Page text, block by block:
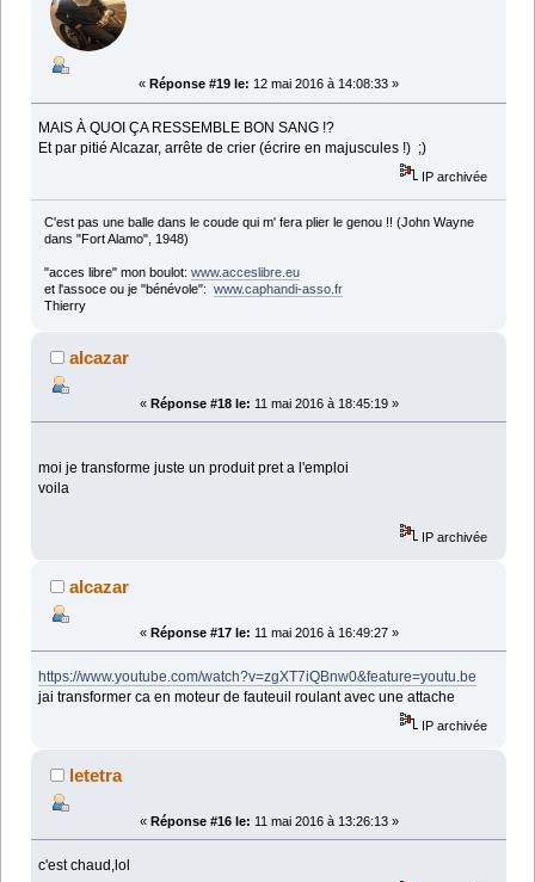
« Réponse #19 le: 12 mai 2016 à 14:08:33 »
MAIS À QUOI ÇA RESSEMBLE BON SANG !?
Et par pitié Alcazar, arrête de crier (écrire en majuscules !) ;)
IP archivée
C'est pas une balle dans le coude qui m' fera plier le genou !! (John Wayne
dans "Fort Alamo", 1948)
"acces libre" mon boulot: www.acceslibre.eu
et l'assoce ou je "bénévole": www.caphandi-asso.fr
Thierry
alcazar
« Réponse #18 le: 11 mai 2016 à 18:45:19 »
moi je transforme juste un produit pret a l'emploi
voila
IP archivée
alcazar
« Réponse #17 le: 11 mai 2016 à 16:49:27 »
https://www.youtube.com/watch?v=zgXT7iQBnw0&feature=youtu.be
jai transformer ca en moteur de fauteuil roulant avec une attache
IP archivée
letetra
« Réponse #16 le: 11 mai 2016 à 13:26:13 »
c'est chaud,lol